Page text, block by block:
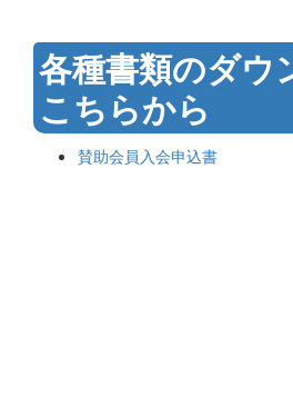
各種書類のダウ
こちらから
賛助会員入会申込書